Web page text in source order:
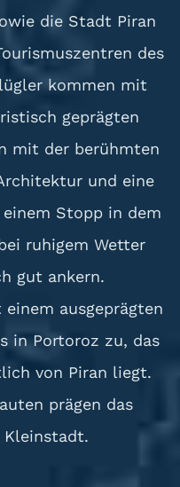
die Stadt Piran
des
kommen mit
geprägten
mit der berühmten
und eine
Stopp in dem
ruhigem Wetter
gut ankern.
ausgeprägten
in Portoroz zu, das
von Piran liegt.
prägen das